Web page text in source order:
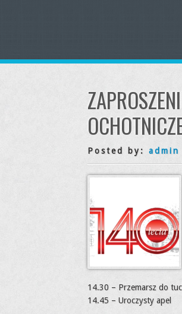
Posted by: admin
14.30 – Przemarsz do
14.45 – Uroczysty apel